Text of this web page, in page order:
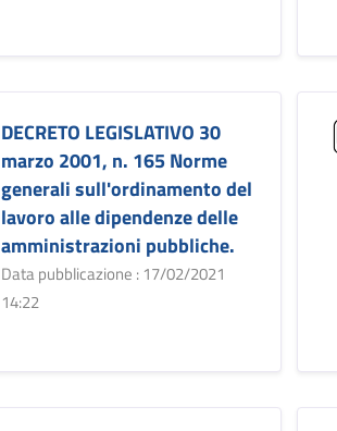
DECRETO LEGISLATIVO 30
marzo 2001, n. 165 Norme
generali sull'ordinamento del
lavoro alle dipendenze delle
amministrazioni pubbliche.
Data pubblicazione : 17/02/2021
14:22